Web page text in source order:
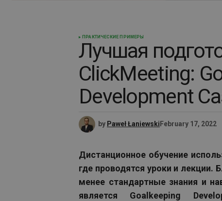
ПРАКТИЧЕСКИЕ ПРИМЕРЫ
Лучшая
ClickMeeting:
Development
by Paweł Łaniewski February 17, 2022
Дистанционное обучение
где проводятся уроки и
менее стандартные знания и
является Goalkeeping